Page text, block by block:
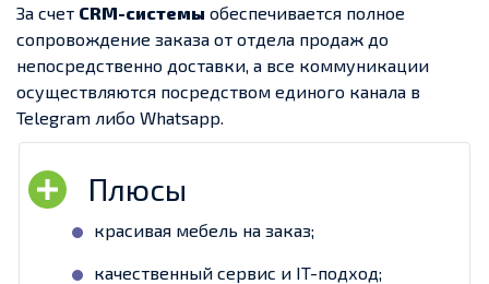
За счет CRM-системы обеспечивается полное
сопровождение заказа от отдела продаж до
непосредственно доставки, а все коммуникации
осуществляются посредством единого канала в
Telegram либо Whatsapp.
красивая мебель на заказ;
качественный сервис и IT-подход;